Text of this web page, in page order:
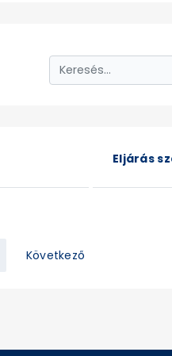
Eljárás
Következő